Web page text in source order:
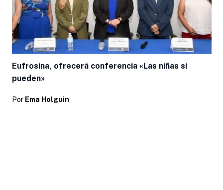
Eufrosina, ofrecerá conferencia «Las niñas si
pueden»
Por Ema Holguin